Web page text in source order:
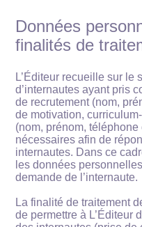
Données
finalités de
L’Éditeur recueille sur
d’internautes ayant pris
de recrutement (nom,
de motivation,
(nom, prénom,
nécessaires afin de
internautes. Dans ce
les données
demande de l’internaute.
La finalité de traitement
de permettre à L’Éditeur